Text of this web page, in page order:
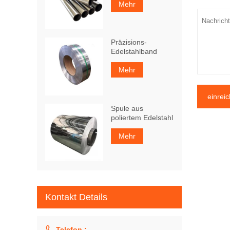
Mehr
Präzisions-
Edelstahlband
Mehr
Spule aus
poliertem Edelstahl
Mehr
Kontakt Details